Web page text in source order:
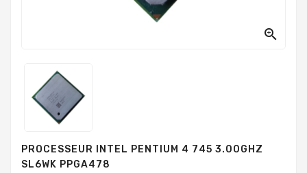
Processeurs
Mémoires
Disques
Durs

PROCESSEUR INTEL PENTIUM 4 745 3.00GHZ
SL6WK PPGA478